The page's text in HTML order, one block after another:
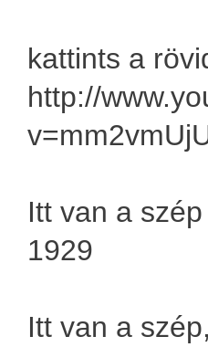
kattints a
http://
Itt van a
1929
Itt van a